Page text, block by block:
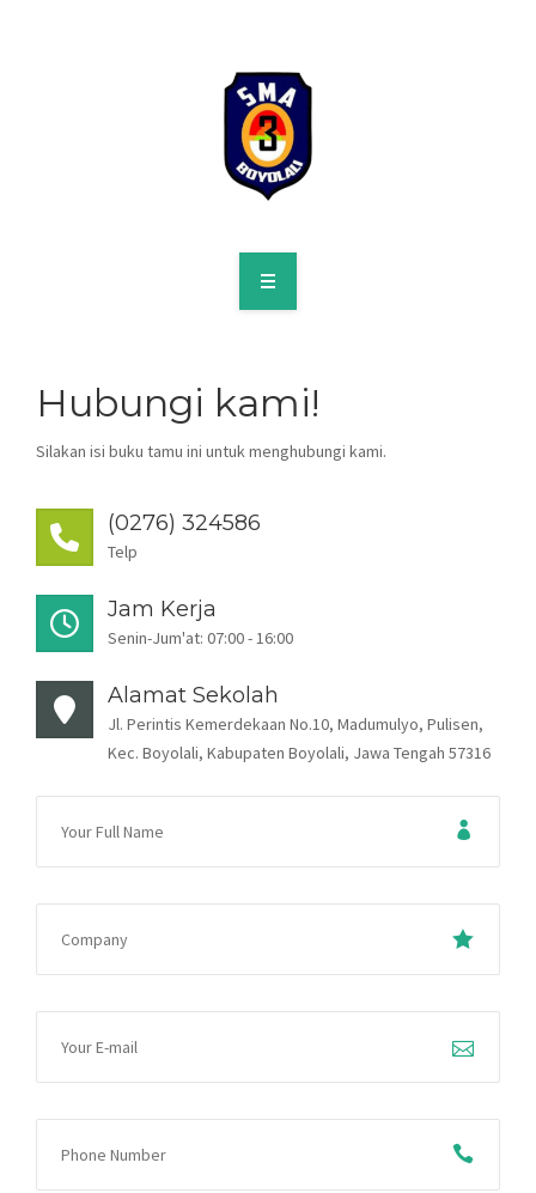
KESISWAAN
KEGIATAN
TAS
Hubungi kami!
Silakan isi buku tamu ini untuk menghubungi kami.
(0276) 324586
Telp
Jam Kerja
Senin-Jum'at: 07:00 - 16:00
Alamat Sekolah
Jl. Perintis Kemerdekaan No.10, Madumulyo, Pulisen,
Kec. Boyolali, Kabupaten Boyolali, Jawa Tengah 57316